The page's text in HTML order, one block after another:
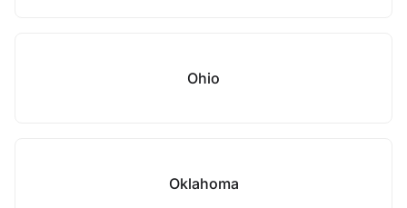
Ohio
Oklahoma